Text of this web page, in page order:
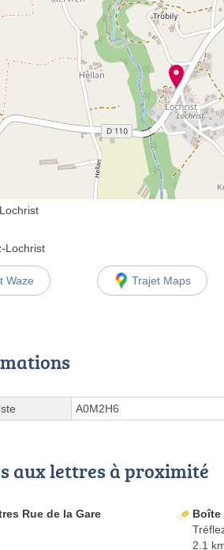
Lochrist
Waze Trajet Maps
A0M2H6
aux lettres à proximité
Rue de la Gare
Boîte
2.1